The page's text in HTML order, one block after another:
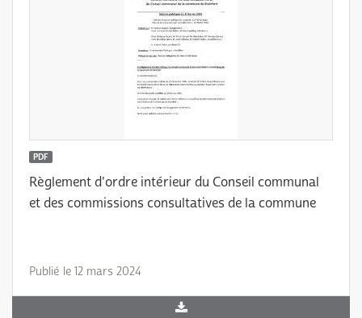
PDF
Règlement d'ordre intérieur du Conseil communal
et des commissions consultatives de la commune
Publié le 12 mars 2024